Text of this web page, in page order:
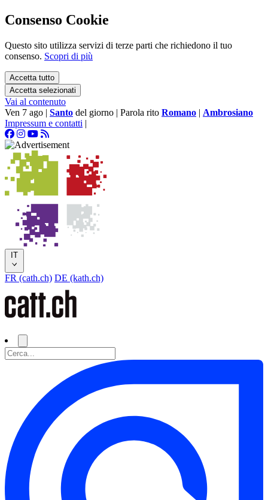
Consenso Cookie
Questo sito utilizza servizi di terze parti che richiedono il tuo
consenso. Scopri di più
Accetta tutto
Accetta selezionati
Vai al contenuto
Ven 7 ago | Santo del giorno | Parola rito Romano | Ambrosiano
Impressum e contatti |
IT
FR (cath.ch) DE (kath.ch)